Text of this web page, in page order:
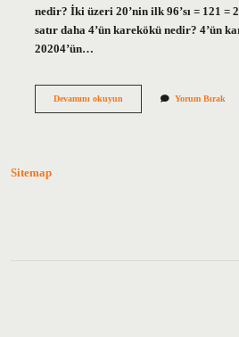
nedir? İki üzeri 20’nin ilk 96’sı = 121 =
satır daha 4’ün karekökü nedir? 4’ün
20204’ün…
Devamını okuyunKök
Yorum Bırak
Sitemap